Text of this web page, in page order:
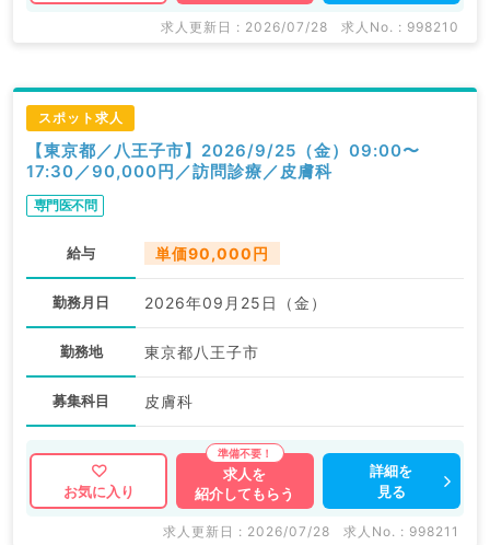
求人更新日 : 2026/07/28 求人No. : 998210
スポット求人
【東京都／八王子市】2026/9/25（金）09:00〜
17:30／90,000円／訪問診療／皮膚科
専門医不問
給与 単価90,000円
勤務月日 2026年09月25日（金）
勤務地 東京都八王子市
募集科目 皮膚科
お気に入り
求人を
紹介してもらう
詳細を
見る
求人更新日 : 2026/07/28 求人No. : 998211